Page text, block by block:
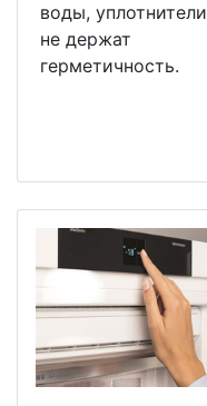
воды, уплотнители
не держат
герметичность.